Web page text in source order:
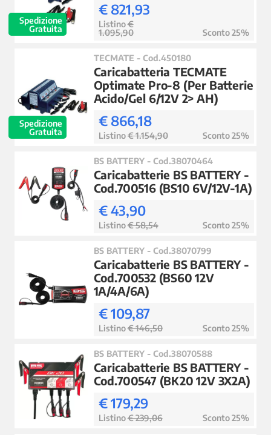
Spedizione
Gratuita
€ 821,93
Listino€
1.095,90 Sconto 25%
Spedizione
Gratuita
TECMATE - Cod.450180
Caricabatteria TECMATE
Optimate Pro-8 (Per Batterie
Acido/Gel 6/12V 2> AH)
€ 866,18
Listino€ 1.154,90 Sconto 25%
BS BATTERY - Cod.38070464
Caricabatterie BS BATTERY -
Cod.700516 (BS10 6V/12V-1A)
€ 43,90
Listino€ 58,54 Sconto 25%
BS BATTERY - Cod.38070799
Caricabatterie BS BATTERY -
Cod.700532 (BS60 12V
1A/4A/6A)
€ 109,87
Listino€ 146,50 Sconto 25%
BS BATTERY - Cod.38070588
Caricabatterie BS BATTERY -
Cod.700547 (BK20 12V 3X2A)
€ 179,29
Listino€ 239,06 Sconto 25%